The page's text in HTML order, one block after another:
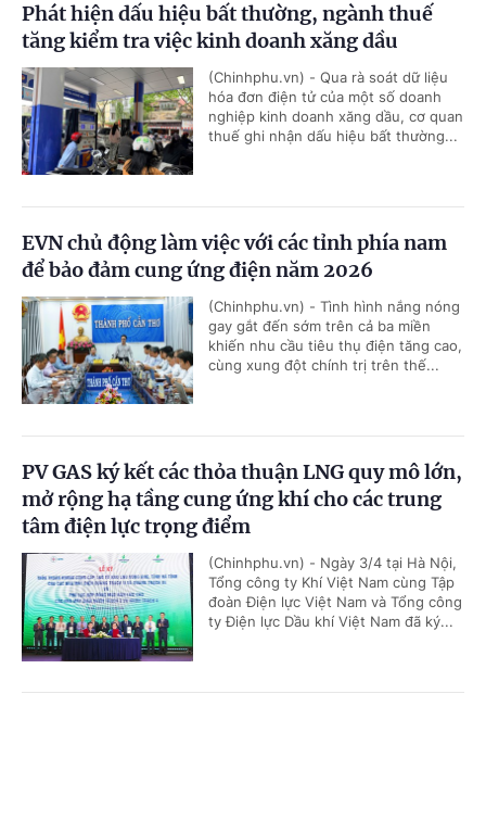
Phát hiện dấu hiệu bất thường, ngành thuế
tăng kiểm tra việc kinh doanh xăng dầu
(Chinhphu.vn) - Qua rà soát dữ liệu
hóa đơn điện tử của một số doanh
nghiệp kinh doanh xăng dầu, cơ quan
thuế ghi nhận dấu hiệu bất thường...
EVN chủ động làm việc với các tỉnh phía nam
để bảo đảm cung ứng điện năm 2026
(Chinhphu.vn) - Tình hình nắng nóng
gay gắt đến sớm trên cả ba miền
khiến nhu cầu tiêu thụ điện tăng cao,
cùng xung đột chính trị trên thế...
PV GAS ký kết các thỏa thuận LNG quy mô lớn,
mở rộng hạ tầng cung ứng khí cho các trung
tâm điện lực trọng điểm
(Chinhphu.vn) - Ngày 3/4 tại Hà Nội,
Tổng công ty Khí Việt Nam cùng Tập
đoàn Điện lực Việt Nam và Tổng công
ty Điện lực Dầu khí Việt Nam đã ký...